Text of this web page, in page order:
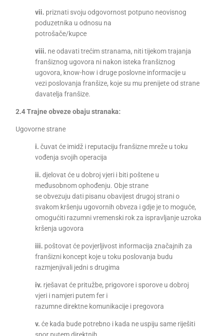
vii. priznati svoju odgovornost potpuno neovisnog
poduzetnika u odnosu na
potrošače/kupce
viii. ne odavati trećim stranama, niti tijekom trajanja
franšiznog ugovora ni nakon isteka franšiznog
ugovora, know-how i druge poslovne informacije u
vezi poslovanja franšize, koje su mu prenijete od strane
davatelja franšize.
2.4 Trajne obveze obaju stranaka:
Ugovorne strane
i. čuvat će imidž i reputaciju franšizne mreže u toku
vođenja svojih operacija
ii. djelovat će u dobroj vjeri i biti poštene u
međusobnom ophođenju. Obje strane
se obvezuju dati pisanu obavijest drugoj strani o
svakom kršenju ugovornih obveza i gdje je to moguće,
omogućiti razumni vremenski rok za ispravljanje uzroka
kršenja ugovora
iii. poštovat će povjerljivost informacija značajnih za
franšizni koncept koje u toku poslovanja budu
razmjenjivali jedni s drugima
iv. rješavat će pritužbe, prigovore i sporove u dobroj
vjeri i namjeri putem fer i
razumne direktne komunikacije i pregovora
v. će kada bude potrebno i kada ne uspiju same riješiti